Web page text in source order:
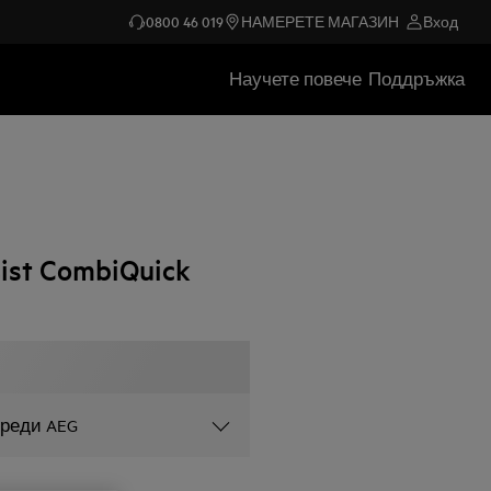
0800 46 019 НАМЕРЕТЕ МАГАЗИН Вход
Научете повече Поддръжка
CombiQuick
AEG